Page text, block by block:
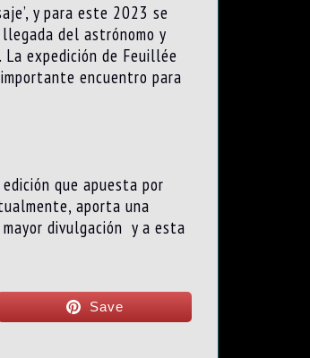
y para este 2023 se
del astrónomo y
expedición de Feuillée
encuentro para
que apuesta por
aporta una
divulgación y a esta
Save